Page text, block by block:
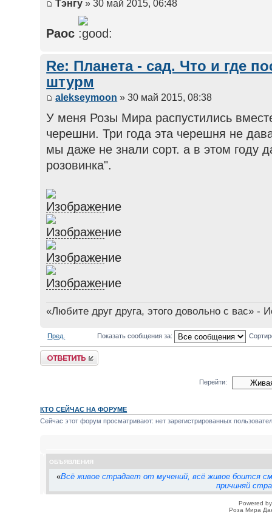
Тэнгу » 30 май 2015, 06:48
Раос
Re: Планета - сад. Что и где
штурм
alekseymoon » 30 май 2015, 08:38
У меня Розы Мира распустились
черешни. Три года эта черешня не
мы даже не знали сорт. а в этом году
розовинка".
«Любите друг друга, этого довольно с вас» -
Пред. Показать сообщения за:
Ответить
Перейти:
КТО СЕЙЧАС НА ФОРУМЕ
Сейчас этот форум просматривают: нет зарегистрированных
ОБЪЯВЛЕНИЯ
«Всё живое страдает от мучений, всё живое боится
причиняй
Powered
Роза Мира